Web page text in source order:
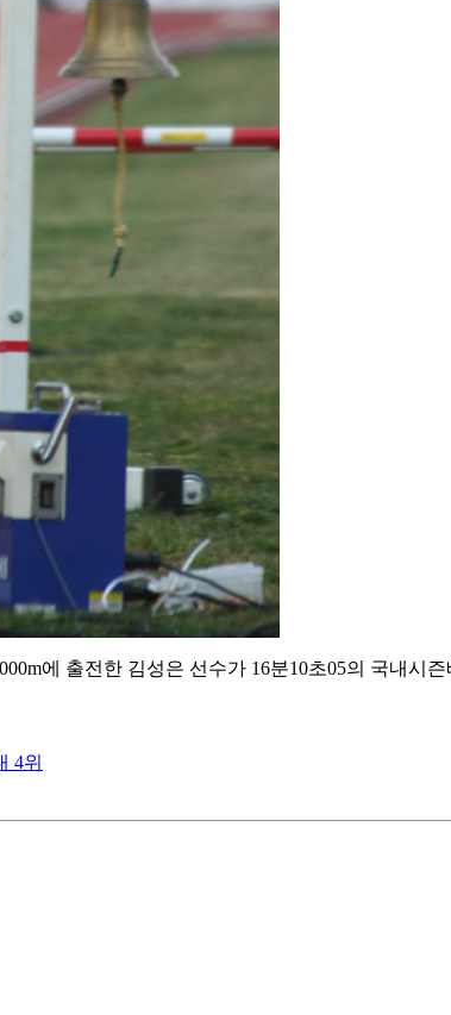
에 출전한 김성은 선수가 16분10초05의 국내시
4위